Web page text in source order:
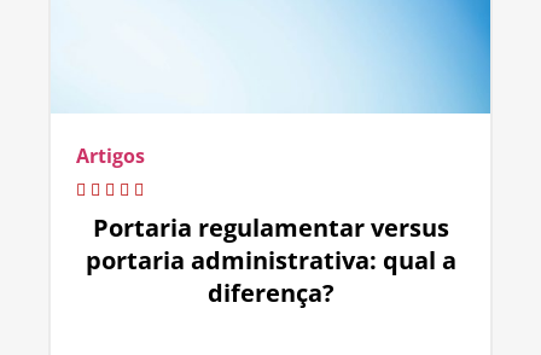
Artigos
Portaria regulamentar versus
portaria administrativa: qual a
diferença?